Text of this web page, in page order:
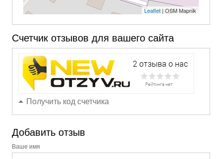
Leaflet| OSM Mapnik
Счетчик отзывов для вашего сайта
Получить код счетчика
Добавить отзыв
Ваше имя